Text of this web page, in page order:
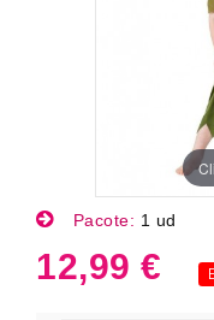
Pacote: 1 ud
12,99 €